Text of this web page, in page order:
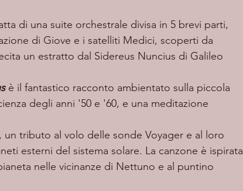
di una suite orchestrale divisa in 5 brevi parti,
di Giove e i satelliti Medici, scoperti da
un estratto dal Sidereus Nuncius di Galileo
è il fantastico racconto ambientato sulla piccola
degli anni '50 e '60, e una meditazione
un tributo al volo delle sonde Voyager e al loro
esterni del sistema solare. La canzone è ispirata
nelle vicinanze di Nettuno e al puntino